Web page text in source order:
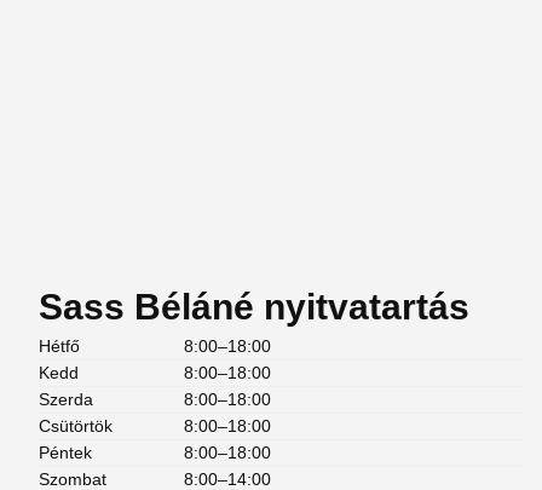
Sass Béláné nyitvatartás
Hétfő
8:00–18:00
Kedd
8:00–18:00
Szerda
8:00–18:00
Csütörtök
8:00–18:00
Péntek
8:00–18:00
Szombat
8:00–14:00